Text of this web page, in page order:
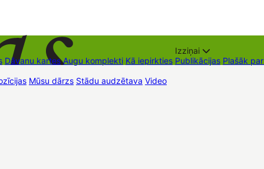
Dāvanu kartes Augu komplekti Kā iepirkties
Izziņai
Publikācijas Plašāk
Mūsu dārzs Stādu audzētava Video